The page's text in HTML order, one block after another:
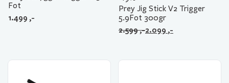
Fot
1.499 ,-
Prey Jig Stick V2 Trigger
5.9Fot 300gr
2.599,-
Opprinnelig
2.099 ,-
Nåværende